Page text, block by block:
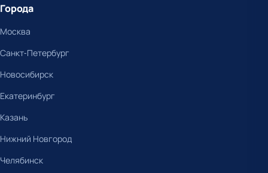
Города
Москва
Санкт-Петербург
Новосибирск
Екатеринбург
Казань
Нижний Новгород
Челябинск